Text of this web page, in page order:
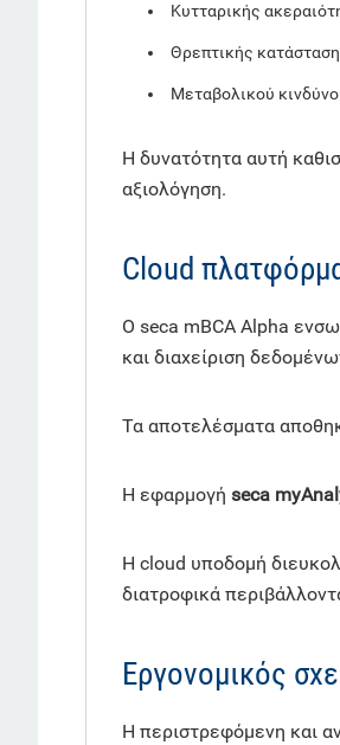
Κυτταρικής
Θρεπτικής
Μεταβολικού
Η δυνατότητα αυτή
αξιολόγηση.
Cloud
Ο seca mBCA Alpha
και διαχείριση
Τα αποτελέσματα
Η εφαρμογή seca
Η cloud υποδομή
διατροφικά
Εργονομικός
Η περιστρεφόμενη και